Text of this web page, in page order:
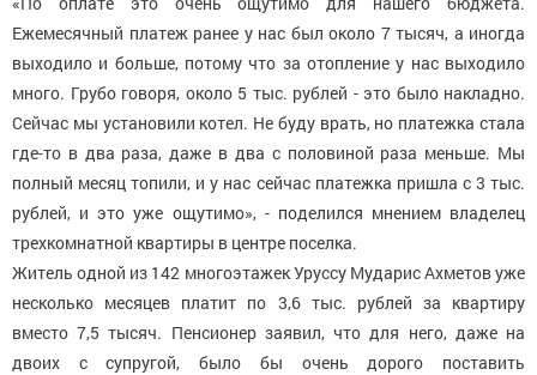
Ежемесячный платеж ранее у нас был около 7 тысяч, а иногда
выходило и больше, потому что за отопление у нас выходило
много. Грубо говоря, около 5 тыс. рублей - это было накладно.
Сейчас мы установили котел. Не буду врать, но платежка стала
где-то в два раза, даже в два с половиной раза меньше. Мы
полный месяц топили, и у нас сейчас платежка пришла с 3 тыс.
рублей, и это уже ощутимо», - поделился мнением владелец
трехкомнатной квартиры в центре поселка.
Житель одной из 142 многоэтажек Уруссу Мударис Ахметов уже
несколько месяцев платит по 3,6 тыс. рублей за квартиру
вместо 7,5 тысяч. Пенсионер заявил, что для него, даже на
двоих с супругой, было бы очень дорого поставить